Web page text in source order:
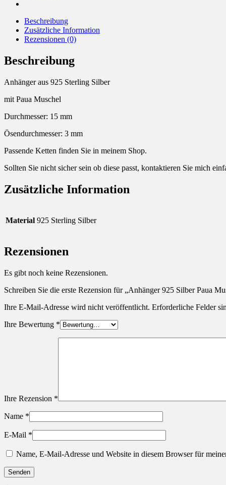
Beschreibung
Zusätzliche Information
Rezensionen (0)
Beschreibung
Anhänger aus 925 Sterling Silber
mit Paua Muschel
Durchmesser: 15 mm
Ösendurchmesser: 3 mm
Passende Ketten finden Sie in meinem Shop.
Sollten Sie nicht sicher sein ob diese passt, kontaktieren Sie mich
Zusätzliche Information
Material 925 Sterling Silber
Rezensionen
Es gibt noch keine Rezensionen.
Schreiben Sie die erste Rezension für „Anhänger 925 Silber Paua
Ihre E-Mail-Adresse wird nicht veröffentlicht. Erforderliche Felder
Ihre Bewertung *
Ihre Rezension *
Name *
E-Mail *
Name, E-Mail-Adresse und Website in diesem Browser für